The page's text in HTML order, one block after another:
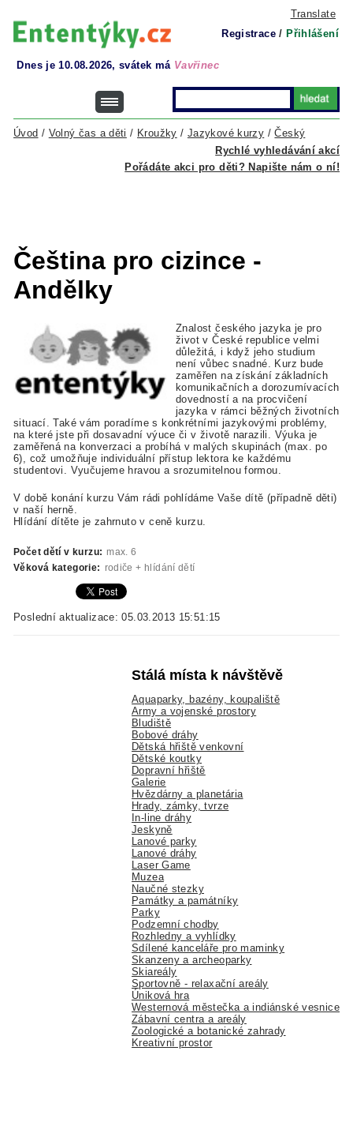
Translate
Registrace / Přihlášení
Dnes je 10.08.2026, svátek má Vavřinec
Rychlé vyhledávání akcí
Úvod / Volný čas a děti / Kroužky / Jazykové kurzy /Český
Pořádáte akci pro děti? Napište nám o ní!
Čeština pro cizince -
Andělky
Znalost českého jazyka je pro
život v České republice velmi
důležitá, i když jeho studium
není vůbec snadné. Kurz bude
zaměřen na získání základních
komunikačních a dorozumívacích
dovedností a na procvičení
jazyka v rámci běžných životních
situací. Také vám poradíme s konkrétními jazykovými problémy,
na které jste při dosavadní výuce či v životě narazili. Výuka je
zaměřená na konverzaci a probíhá v malých skupinách (max. po
6), což umožňuje individuální přístup lektora ke každému
studentovi. Vyučujeme hravou a srozumitelnou formou.
V době konání kurzu Vám rádi pohlídáme Vaše dítě (případně děti)
v naší herně.
Hlídání dítěte je zahrnuto v ceně kurzu.
Počet dětí v kurzu: max. 6
Věková kategorie: rodiče + hlídání dětí
Poslední aktualizace: 05.03.2013 15:51:15
Stálá místa k návštěvě
Aquaparky, bazény, koupaliště
Army a vojenské prostory
Bludiště
Bobové dráhy
Dětská hřiště venkovní
Dětské koutky
Dopravní hřiště
Galerie
Hvězdárny a planetária
Hrady, zámky, tvrze
In-line dráhy
Jeskyně
Lanové parky
Lanové dráhy
Laser Game
Muzea
Naučné stezky
Památky a památníky
Parky
Podzemní chodby
Rozhledny a vyhlídky
Sdílené kanceláře pro maminky
Skanzeny a archeoparky
Skiareály
Sportovně - relaxační areály
Úniková hra
Westernová městečka a indiánské vesnice
Zábavní centra a areály
Zoologické a botanické zahrady
Kreativní prostor